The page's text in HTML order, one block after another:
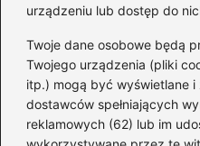
urządzeniu lub dostęp do
Twoje dane osobowe będą
Twojego urządzenia (pliki
itp.) mogą być wyświetlane
dostawców spełniających
reklamowych (62) lub im
Akumulatory (85)
Benzyna i Diesel (80)
Motocykle(50)
Opony(77)
Prawo jazdy(65)